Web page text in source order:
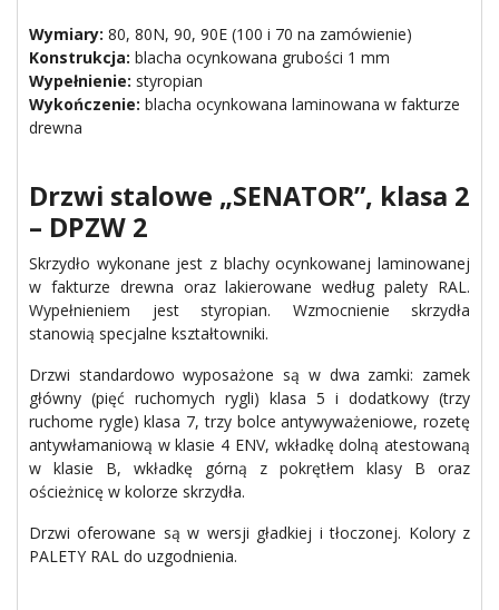
Wymiary: 80, 80N, 90, 90E (100 i 70 na zamówienie)
Konstrukcja: blacha ocynkowana grubości 1 mm
Wypełnienie: styropian
Wykończenie: blacha ocynkowana laminowana w fakturze
drewna
Drzwi stalowe „SENATOR”, klasa 2
– DPZW 2
Skrzydło wykonane jest z blachy ocynkowanej laminowanej
w fakturze drewna oraz lakierowane według palety RAL.
Wypełnieniem jest styropian. Wzmocnienie skrzydła
stanowią specjalne kształtowniki.
Drzwi standardowo wyposażone są w dwa zamki: zamek
główny (pięć ruchomych rygli) klasa 5 i dodatkowy (trzy
ruchome rygle) klasa 7, trzy bolce antywyważeniowe, rozetę
antywłamaniową w klasie 4 ENV, wkładkę dolną atestowaną
w klasie B, wkładkę górną z pokrętłem klasy B oraz
ościeżnicę w kolorze skrzydła.
Drzwi oferowane są w wersji gładkiej i tłoczonej. Kolory z
PALETY RAL do uzgodnienia.